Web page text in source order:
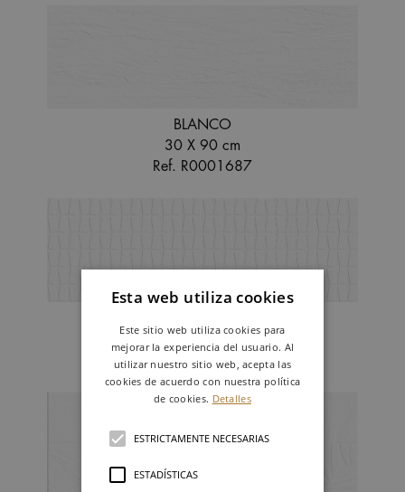
BLANCO
30 X 90 cm
Ref. R0001687
Ref. R0001688
Esta web utiliza cookies
Este sitio web utiliza cookies para
mejorar la experiencia del usuario. Al
utilizar nuestro sitio web, acepta las
cookies de acuerdo con nuestra política
de cookies. Detalles
ESTRICTAMENTE NECESARIAS
ESTADÍSTICAS